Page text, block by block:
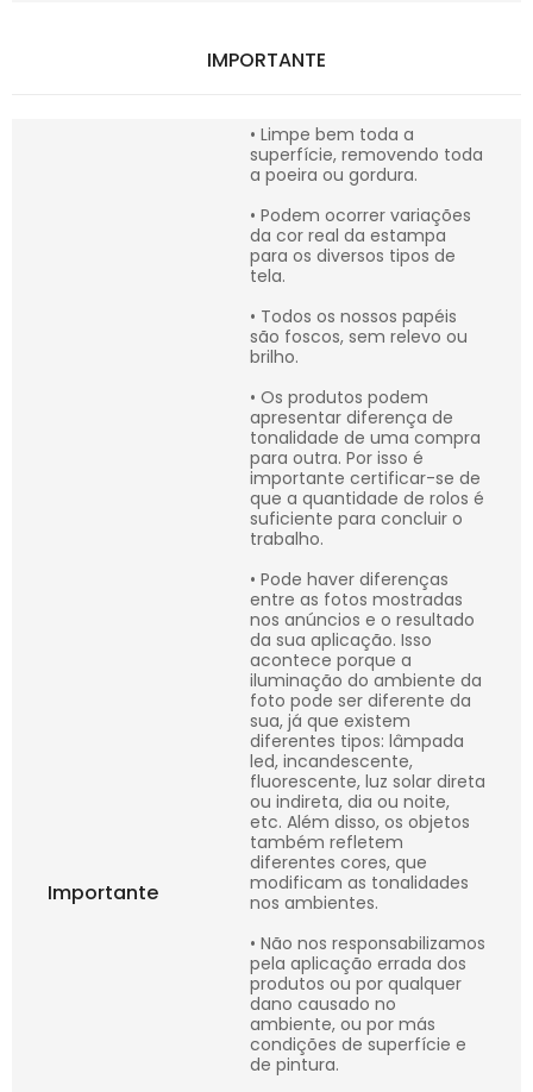
IMPORTANTE
Importante
• Limpe bem toda a
superfície, removendo toda
a poeira ou gordura.
• Podem ocorrer variações
da cor real da estampa
para os diversos tipos de
tela.
• Todos os nossos papéis
são foscos, sem relevo ou
brilho.
• Os produtos podem
apresentar diferença de
tonalidade de uma compra
para outra. Por isso é
importante certificar-se de
que a quantidade de rolos é
suficiente para concluir o
trabalho.
• Pode haver diferenças
entre as fotos mostradas
nos anúncios e o resultado
da sua aplicação. Isso
acontece porque a
iluminação do ambiente da
foto pode ser diferente da
sua, já que existem
diferentes tipos: lâmpada
led, incandescente,
fluorescente, luz solar direta
ou indireta, dia ou noite,
etc. Além disso, os objetos
também refletem
diferentes cores, que
modificam as tonalidades
nos ambientes.
• Não nos responsabilizamos
pela aplicação errada dos
produtos ou por qualquer
dano causado no
ambiente, ou por más
condições de superfície e
de pintura.